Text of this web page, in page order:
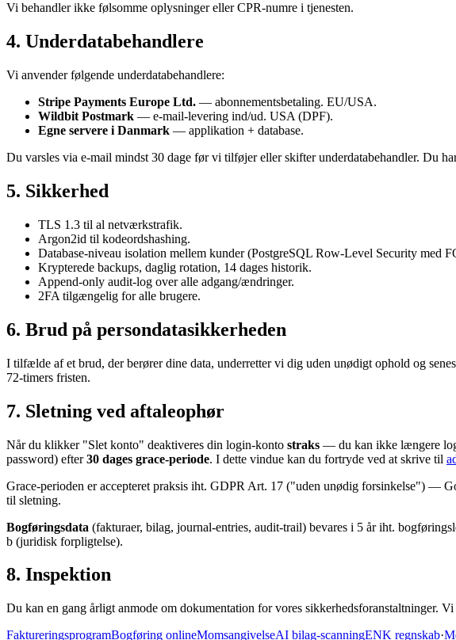
Vi behandler ikke følsomme oplysninger eller CPR-numre i tjenesten.
4. Underdatabehandlere
Vi anvender følgende underdatabehandlere:
Stripe Payments Europe Ltd. — abonnementsbetaling. EU/USA.
Wildbit Postmark — e-mail-levering ind/ud. USA (DPF).
Egne servere i Danmark — applikation + database.
Du varsles via e-mail mindst 30 dage før vi tilføjer eller skifter underdatabehandler. Du
5. Sikkerhed
TLS 1.3 til al netværkstrafik.
Argon2id til kodeordshashing.
Database-niveau isolation mellem kunder (PostgreSQL Row-Level Security med
Krypterede backups, daglig rotation, 14 dages historik.
Append-only audit-log over alle adgang/ændringer.
2FA tilgængelig for alle brugere.
6. Brud på persondatasikkerheden
I tilfælde af et brud, der berører dine data, underretter vi dig uden unødigt ophold og
72-timers fristen.
7. Sletning ved aftaleophør
Når du klikker "Slet konto" deaktiveres din login-konto straks — du kan ikke længere
password) efter30 dages grace-periode. I dette vindue kan du fortryde ved at skrive til
Grace-perioden er accepteret praksis iht. GDPR Art. 17 ("uden unødig forsinkelse") —
til sletning.
Bogføringsdata (fakturaer, bilag, journal-entries, audit-trail) bevares i 5 år iht.
b (juridisk forpligtelse).
8. Inspektion
Du kan en gang årligt anmode om dokumentation for vores sikkerhedsforanstaltninger.
FaktureringsprogramBogføring onlineMomsangivelseAI bilag-scanningENK regnskab·